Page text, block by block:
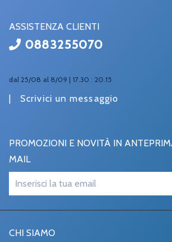
ASSISTENZA CLIENTI
0883255070
dal 25/08 al 8/09 | 17.30 : 20.15
| Scrivici un messaggio
PROMOZIONI E NOVITÀ IN
MAIL
CHI SIAMO